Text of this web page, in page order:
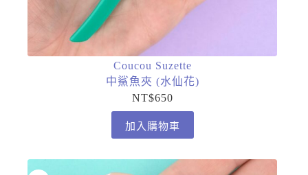
Coucou Suzette
中鯊魚夾 (水仙花)
NT$650
加入購物車